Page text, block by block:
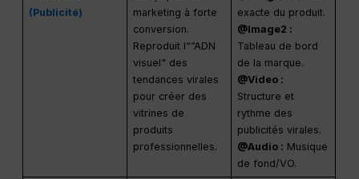
Annonces
Conçu pour un
marketing à forte
conversion.
Reproduit l“”ADN
visuel" des
tendances virales
pour créer des
vitrines de
produits
@Image1 :Photo
exacte du produit.
@Image2 :
Tableau de bord
de la marque.
@Video :
Structure et
rythme des
publicités virales.
@Audio :Musique